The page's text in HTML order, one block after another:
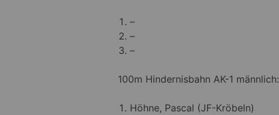
–
–
–
100m Hindernisbahn AK-1 männlich:
Höhne, Pascal (JF-Kröbeln)